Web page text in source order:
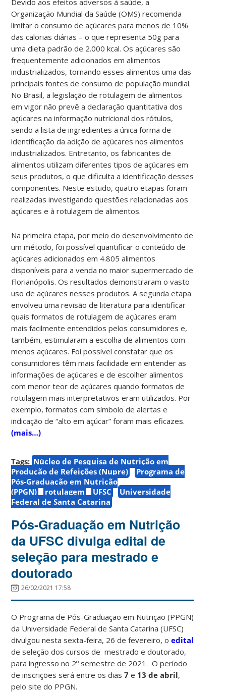
Organização Mundial da Saúde (OMS) recomenda
limitar o consumo de açúcares para menos de 10%
das calorias diárias – o que representa 50g para
uma dieta padrão de 2.000 kcal. Os açúcares são
frequentemente adicionados em alimentos
industrializados, tornando esses alimentos uma das
principais fontes de consumo de população mundial.
No Brasil, a legislação de rotulagem de alimentos
em vigor não prevê a declaração quantitativa dos
açúcares na informação nutricional dos rótulos,
sendo a lista de ingredientes a única forma de
identificação da adição de açúcares nos alimentos
industrializados. Entretanto, os fabricantes de
alimentos utilizam diferentes tipos de açúcares em
seus produtos, o que dificulta a identificação desses
componentes. Neste estudo, quatro etapas foram
realizadas investigando questões relacionadas aos
açúcares e à rotulagem de alimentos.
Na primeira etapa, por meio do desenvolvimento de
um método, foi possível quantificar o conteúdo de
açúcares adicionados em 4.805 alimentos
disponíveis para a venda no maior supermercado de
Florianópolis. Os resultados demonstraram o vasto
uso de açúcares nesses produtos. A segunda etapa
envolveu uma revisão de literatura para identificar
quais formatos de rotulagem de açúcares eram
mais facilmente entendidos pelos consumidores e,
também, estimularam a escolha de alimentos com
menos açúcares. Foi possível constatar que os
consumidores têm mais facilidade em entender as
informações de açúcares e de escolher alimentos
com menor teor de açúcares quando formatos de
rotulagem mais interpretativos eram utilizados. Por
exemplo, formatos com símbolo de alertas e
indicação de “alto em açúcar” foram mais eficazes.
(mais…)
Tags: Núcleo de Pesquisa de Nutrição em
Produção de Refeições (Nupre)
Programa de
Pós-Graduação em Nutrição
(PPGN)
rotulagem UFSC
Universidade
Federal de Santa Catarina
Pós-Graduação em Nutrição
da UFSC divulga edital de
seleção para mestrado e
doutorado
26/02/2021 17:58
O Programa de Pós-Graduação em Nutrição (PPGN)
da Universidade Federal de Santa Catarina (UFSC)
divulgou nesta sexta-feira, 26 de fevereiro, oedital
de seleção dos cursos de mestrado e doutorado,
para ingresso no 2º semestre de 2021. O período
de inscrições será entre os dias7 e 13 de abril,
pelo site do PPGN.